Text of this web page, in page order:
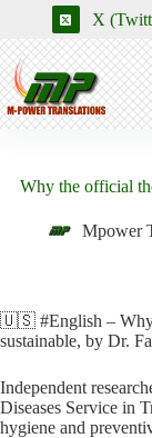
contenido
X
Why the official
Mpower
🇺🇸 #English – Why
sustainable, by Dr.
Independent
Diseases Service in
hygiene and